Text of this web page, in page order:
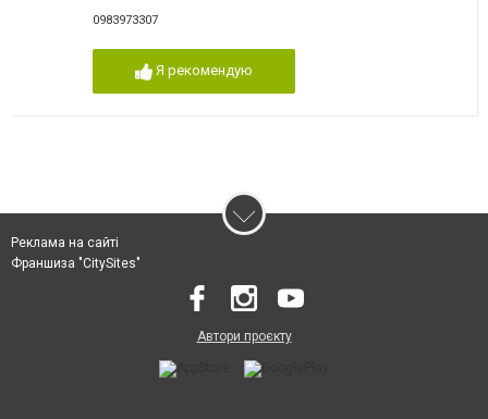
0983973307
Я рекомендую
Реклама на сайті
Франшиза "CitySites"
Автори проєкту